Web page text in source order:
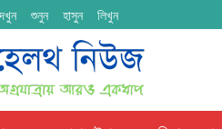
শুনুন হাসুন লিখুন